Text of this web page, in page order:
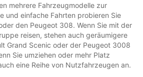
mehrere Fahrzeugmodelle zur
und einfache Fahrten probieren Sie
den Peugeot 308. Wenn Sie mit der
reisen, stehen auch geräumigere
Grand Scenic oder der Peugeot 3008
Sie umziehen oder mehr Platz
eine Reihe von Nutzfahrzeugen an.